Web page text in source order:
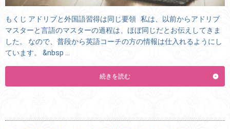
もくじ アドリブと外国語習得は同じ要領 私は、以前からアドリブ
マスターと言語のマスターの過程は、ほぼ同じだとお伝えしてきま
した。 なので、普段から英語コーチの方の情報は仕入れるようにし
ています。 &nbsp …
続きを読む